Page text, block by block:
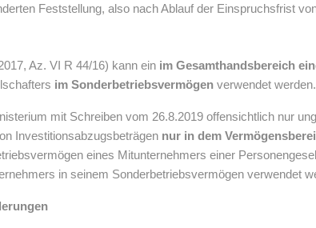
Feststellung, also nach Ablauf der Einspruchsfrist
Az. VI R 44/16) kann ein im Gesamthandsbereich
im Sonderbetriebsvermögen verwendet werden.
mit Schreiben vom 26.8.2019 offensichtlich nur
Investitionsabzugsbeträgen nur in dem
eines Mitunternehmers einer
in seinem Sonderbetriebsvermögen verwendet